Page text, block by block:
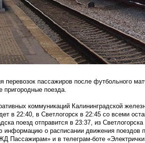
перевозок пассажиров после футбольного
пригородные поезда.
коммуникаций Калининградской
в 22:40, в Светлогорск в 22:45 со всеми
поезд отправится в 23:37, из
информацию о расписании движения
Пассажирам» и в телеграм-боте